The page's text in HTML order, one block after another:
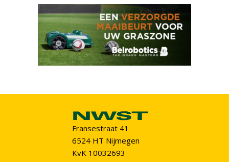
Fransestraat 41
6524 HT Nijmegen
KvK 10032693